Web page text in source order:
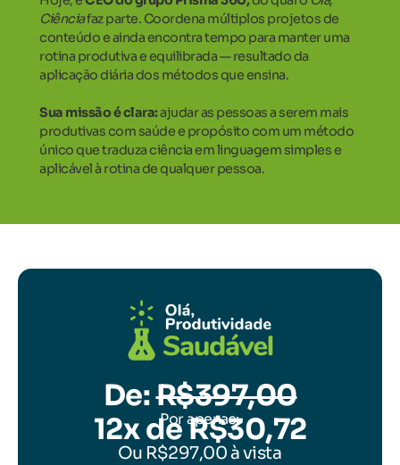
Ciênciafaz parte. Coordena múltiplos projetos de
conteúdo e ainda encontra tempo para manter uma
rotina produtiva e equilibrada — resultado da
aplicação diária dos métodos que ensina.
Sua missão é clara:ajudar as pessoas a serem mais
produtivas com saúde e propósito com um método
único que traduza ciência em linguagem simples e
aplicável à rotina de qualquer pessoa.
De:R$397,00
Por apenas:
12x de R$30,72
Ou R$297,00 à vista